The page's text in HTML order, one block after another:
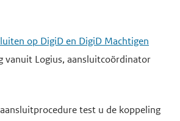
op DigiD en DigiD Machtigen
vanuit Logius, aansluitcoördinator
test u de koppeling